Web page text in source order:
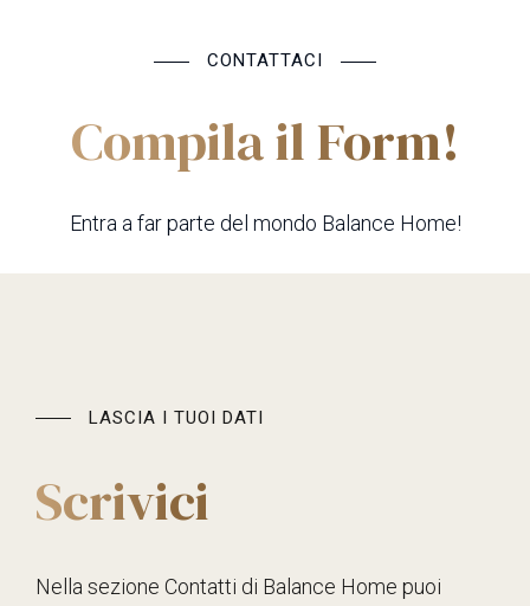
CONTATTACI
Compila il Form!
Entra a far parte del mondo Balance Home!
LASCIA I TUOI DATI
Scrivici
Nella sezione Contatti di Balance Home puoi